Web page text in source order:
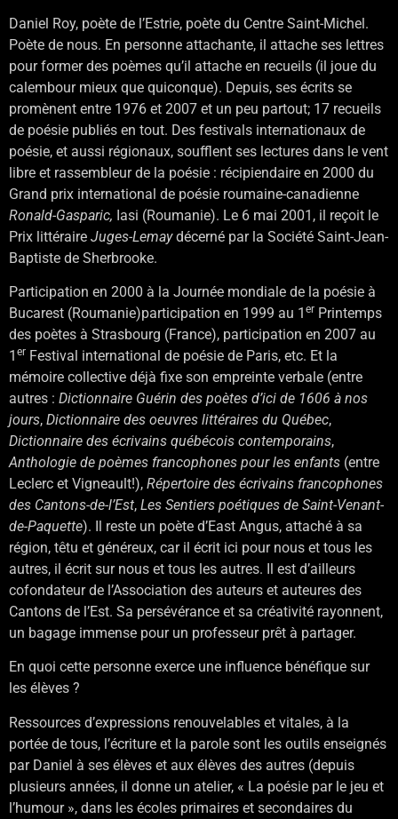
Daniel Roy, poète de l’Estrie, poète du Centre Saint-Michel.
Poète de nous. En personne attachante, il attache ses lettres
pour former des poèmes qu’il attache en recueils (il joue du
calembour mieux que quiconque). Depuis, ses écrits se
promènent entre 1976 et 2007 et un peu partout; 17 recueils
de poésie publiés en tout. Des festivals internationaux de
poésie, et aussi régionaux, soufflent ses lectures dans le vent
libre et rassembleur de la poésie : récipiendaire en 2000 du
Grand prix international de poésie roumaine-canadienne
Ronald-Gasparic, Iasi (Roumanie). Le 6 mai 2001, il reçoit le
Prix littéraire Juges-Lemaydécerné par la Société Saint-Jean-
Baptiste de Sherbrooke.
Participation en 2000 à la Journée mondiale de la poésie à
Bucarest (Roumanie)participation en 1999 au 1 er Printemps
des poètes à Strasbourg (France), participation en 2007 au
1 er Festival international de poésie de Paris, etc. Et la
mémoire collective déjà fixe son empreinte verbale (entre
autres : Dictionnaire Guérin des poètes d’ici de 1606 à nos
jours, Dictionnaire des oeuvres littéraires du Québec,
Dictionnaire des écrivains québécois contemporains,
Anthologie de poèmes francophones pour les enfants (entre
Leclerc et Vigneault!), Répertoire des écrivains francophones
des Cantons-de-l’Est, Les Sentiers poétiques de Saint-Venant-
de-Paquette). Il reste un poète d’East Angus, attaché à sa
région, têtu et généreux, car il écrit ici pour nous et tous les
autres, il écrit sur nous et tous les autres. Il est d’ailleurs
cofondateur de l’Association des auteurs et auteures des
Cantons de l’Est. Sa persévérance et sa créativité rayonnent,
un bagage immense pour un professeur prêt à partager.
En quoi cette personne exerce une influence bénéfique sur
les élèves ?
Ressources d’expressions renouvelables et vitales, à la
portée de tous, l’écriture et la parole sont les outils enseignés
par Daniel à ses élèves et aux élèves des autres (depuis
plusieurs années, il donne un atelier, « La poésie par le jeu et
l’humour », dans les écoles primaires et secondaires du